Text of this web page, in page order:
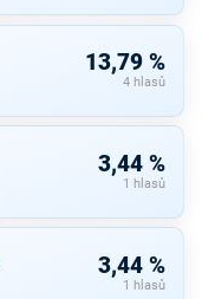
13,79 %
4 hlasů
3,44 %
1 hlasů
3,44 %
1 hlasů